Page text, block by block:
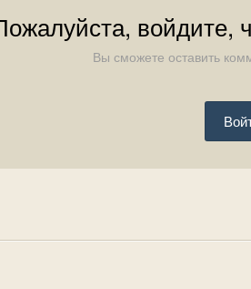
войдите,
Вы сможете оставить